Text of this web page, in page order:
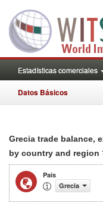
Estadísticas comerciales
Datos Básicos
Grecia trade balance,
by country and region
País
Grecia